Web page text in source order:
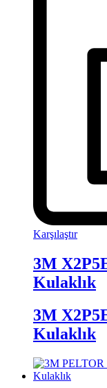
Karşılaştır
3M
Kulaklık
3M
Kulaklık